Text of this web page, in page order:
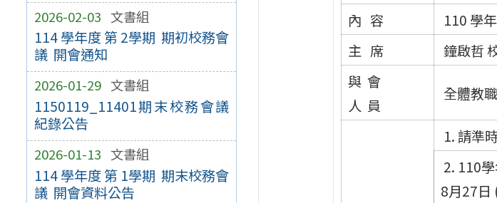
2026-02-03 文書組
114 學年度 第 2學期 期初校務會
議 開會通知
2026-01-29 文書組
1150119_11401期末校務會議
紀錄公告
2026-01-13 文書組
114 學年度 第 1學期 期末校務會
議 開會資料公告
內 容
110 學
主 席
鐘啟哲
與 會
人 員
全體教
1. 請準
2. 110
8月27日